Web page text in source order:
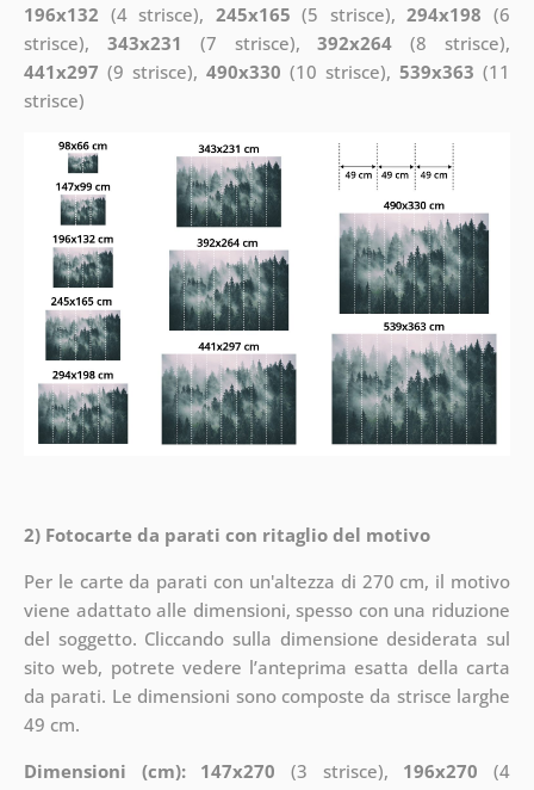
196x132 (4 strisce), 245x165 (5 strisce),294x198 (6
strisce), 343x231 (7 strisce),392x264 (8 strisce),
441x297 (9 strisce), 490x330 (10 strisce),539x363 (11
strisce)
2) Fotocarte da parati con ritaglio del motivo
Per le carte da parati con un'altezza di 270 cm, il motivo
viene adattato alle dimensioni, spesso con una riduzione
del soggetto. Cliccando sulla dimensione desiderata sul
sito web, potrete vedere l’anteprima esatta della carta
da parati. Le dimensioni sono composte da strisce larghe
49 cm.
Dimensioni (cm): 147x270 (3 strisce), 196x270 (4